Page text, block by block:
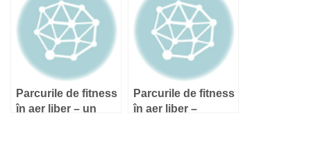
Parcurile de fitness
în aer liber – un
Parcurile de fitness
în aer liber –